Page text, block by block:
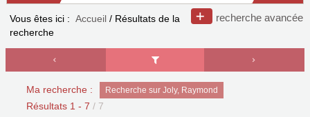
recherche avancée
Vous êtes ici : Accueil / Résultats de la
recherche
Ma recherche : Recherche sur Joly, Raymond
Résultats 1 - 7 / 7